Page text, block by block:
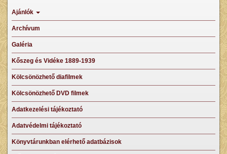
Ajánlók
Archívum
Galéria
Kőszeg és Vidéke 1889-1939
Kölcsönözhető diafilmek
Kölcsönözhető DVD filmek
Adatkezelési tájékoztató
Adatvédelmi tájékoztató
Könyvtárunkban elérhető adatbázisok